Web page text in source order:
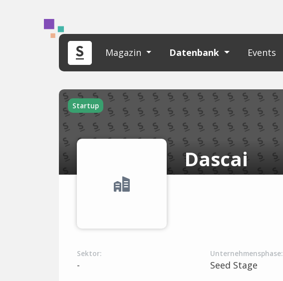
Magazin Datenbank Events
Startup
Dascai
Sektor:
-
Unternehmensphase:
Seed Stage